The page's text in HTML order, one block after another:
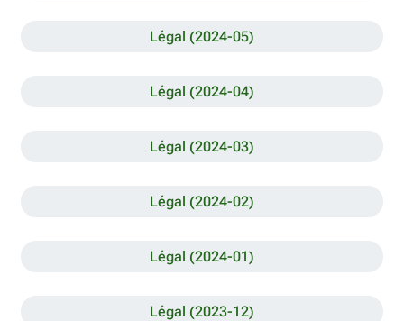
Légal (2024-05)
Légal (2024-04)
Légal (2024-03)
Légal (2024-02)
Légal (2024-01)
Légal (2023-12)